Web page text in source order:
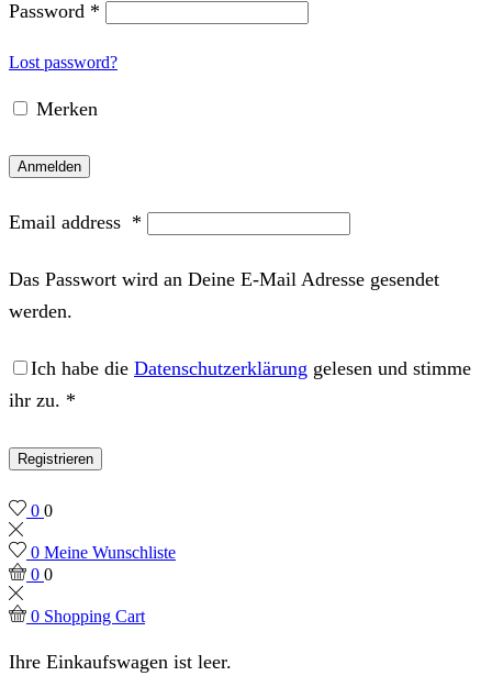
Password *
Lost password?
Merken
Anmelden
Email address *
Das Passwort wird an Deine E-Mail Adresse gesendet
werden.
Ich habe die Datenschutzerklärung gelesen und stimme
ihr zu. *
Registrieren
0 0
0 Meine Wunschliste
0 0
0 Shopping Cart
Ihre Einkaufswagen ist leer.